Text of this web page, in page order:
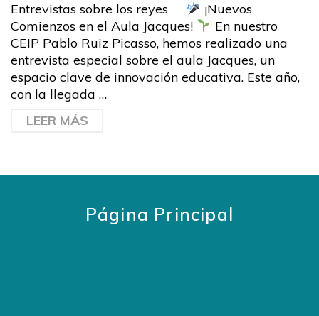
Entrevistas sobre los reyes
¡Nuevos
Comienzos en el Aula Jacques!
En nuestro
CEIP Pablo Ruiz Picasso, hemos realizado una
entrevista especial sobre el aula Jacques, un
espacio clave de innovación educativa. Este año,
con la llegada …
LEER MÁS
Página Principal